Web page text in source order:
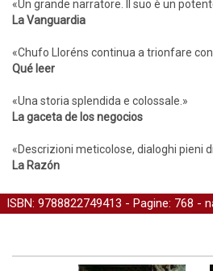
«Un grande narratore. Il suo è un
La Vanguardia
«Chufo Lloréns continua a trionfare
Qué leer
«Una storia splendida e colossale.»
La gaceta de los negocios
«Descrizioni meticolose, dialoghi pieni
La Razón
ISBN: 9788822749413 - Pagine: 768 -